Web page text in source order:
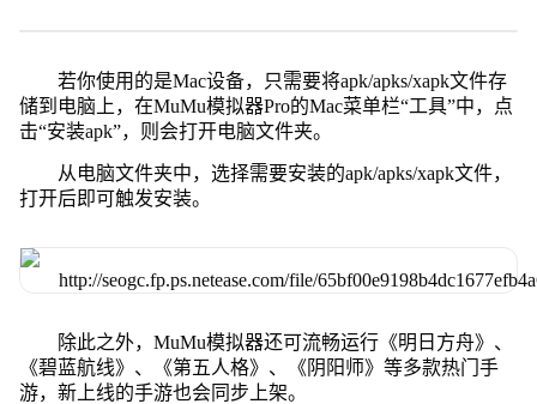
若你使用的是Mac设备，只需要将apk/apks/xapk文件存
储到电脑上，在MuMu模拟器Pro的Mac菜单栏“工具”中，点
击“安装apk”，则会打开电脑文件夹。
从电脑文件夹中，选择需要安装的apk/apks/xapk文件，
打开后即可触发安装。
除此之外，MuMu模拟器还可流畅运行《明日方舟》、
《碧蓝航线》、《第五人格》、《阴阳师》等多款热门手
游，新上线的手游也会同步上架。